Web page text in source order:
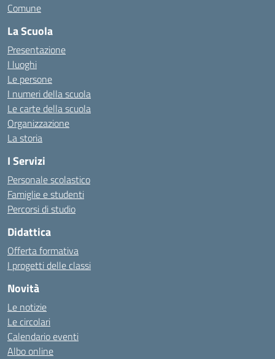
Comune
La Scuola
Presentazione
I luoghi
Le persone
I numeri della scuola
Le carte della scuola
Organizzazione
La storia
I Servizi
Personale scolastico
Famiglie e studenti
Percorsi di studio
Didattica
Offerta formativa
I progetti delle classi
Novità
Le notizie
Le circolari
Calendario eventi
Albo online